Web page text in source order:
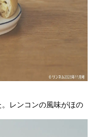
レンコンの風味がほの